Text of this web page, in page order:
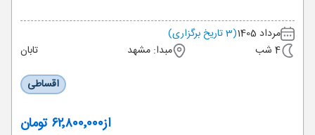
مرداد 1405
(3 تاریخ برگزاری)
4 شب
مبدا: مشهد
تابان
اقساطی
از۶۲٬۸۰۰٬۰۰۰ تومان